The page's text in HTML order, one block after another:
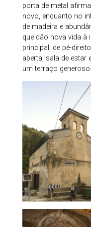
porta de metal
novo, enquanto no
de madeira e
que dão nova vida à
principal, de pé-
aberta, sala de estar
um terraço generoso.